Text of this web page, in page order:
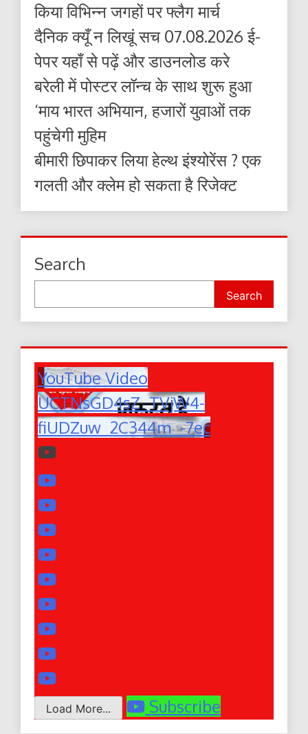
किया विभिन्न जगहों पर फ्लैग मार्च
दैनिक क्यूँ न लिखूं सच 07.08.2026 ई-
पेपर यहाँ से पढ़ें और डाउनलोड करे
बरेली में पोस्टर लॉन्च के साथ शुरू हुआ
‘माय भारत अभियान, हजारों युवाओं तक
पहुंचेगी मुहिम
बीमारी छिपाकर लिया हेल्थ इंश्योरेंस ? एक
गलती और क्लेम हो सकता है रिजेक्ट
Search
Search
YouTube Video
UCTNsGD4sZ_TVjW4-
fiUDZuw_2C344m_-7ec
Load More... Subscribe